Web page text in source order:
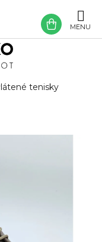
tenisky